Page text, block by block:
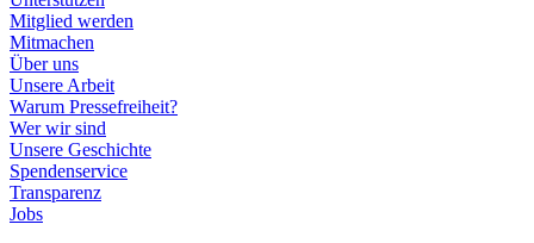
Mitglied werden
Mitmachen
Über uns
Unsere Arbeit
Warum Pressefreiheit?
Wer wir sind
Unsere Geschichte
Spendenservice
Transparenz
Jobs